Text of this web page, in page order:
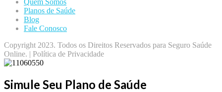
Planos de Saúde
Blog
Fale Conosco
Copyright 2023. Todos os Direitos Reservados para Seguro Saúde
Online. | Política de Privacidade
Simule Seu Plano de Saúde